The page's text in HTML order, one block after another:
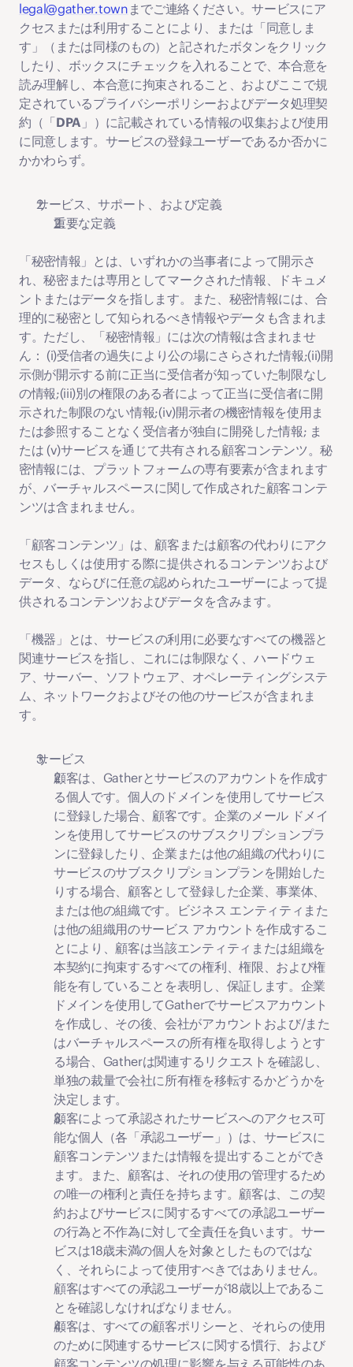
legal@gather.town までご連絡ください。サービスにア
クセスまたは利用することにより、または「同意しま
す」（または同様のもの）と記されたボタンをクリック
したり、ボックスにチェックを入れることで、本合意を
読み理解し、本合意に拘束されること、およびここで規
定されているプライバシーポリシーおよびデータ処理契
約（「DPA 」）に記載されている情報の収集および使用
に同意します。サービスの登録ユーザーであるか否かに
かかわらず。
サービス、サポート、および定義
重要な定義
「秘密情報 」とは、いずれかの当事者によって開示さ
れ、秘密または専用としてマークされた情報、ドキュメ
ントまたはデータを指します。また、秘密情報には、合
理的に秘密として知られるべき情報やデータも含まれま
す。ただし、「秘密情報」には次の情報は含まれませ
ん： (i)受信者の過失により公の場にさらされた情報;(ii)開
示側が開示する前に正当に受信者が知っていた制限なし
の情報;(iii)別の権限のある者によって正当に受信者に開
示された制限のない情報;(iv)開示者の機密情報を使用ま
たは参照することなく受信者が独自に開発した情報; ま
たは (v)サービスを通じて共有される顧客コンテンツ。秘
密情報には、プラットフォームの専有要素が含まれます
が、バーチャルスペースに関して作成された顧客コンテ
ンツは含まれません。
「顧客コンテンツ 」は、顧客または顧客の代わりにアク
セスもしくは使用する際に提供されるコンテンツおよび
データ、ならびに任意の認められたユーザーによって提
供されるコンテンツおよびデータを含みます。
「機器 」とは、サービスの利用に必要なすべての機器と
関連サービスを指し、これには制限なく、ハードウェ
ア、サーバー、ソフトウェア、オペレーティングシステ
ム、ネットワークおよびその他のサービスが含まれま
す。
サービス
顧客は、Gatherとサービスのアカウントを作成す
る個人です。個人のドメインを使用してサービス
に登録した場合、顧客です。企業のメール ドメイ
ンを使用してサービスのサブスクリプションプラ
ンに登録したり、企業または他の組織の代わりに
サービスのサブスクリプションプランを開始した
りする場合、顧客として登録した企業、事業体、
または他の組織です。ビジネス エンティティまた
は他の組織用のサービス アカウントを作成するこ
とにより、顧客は当該エンティティまたは組織を
本契約に拘束するすべての権利、権限、および権
能を有していることを表明し、保証します。企業
ドメインを使用してGatherでサービスアカウント
を作成し、その後、会社がアカウントおよび/また
はバーチャルスペースの所有権を取得しようとす
る場合、Gatherは関連するリクエストを確認し、
単独の裁量で会社に所有権を移転するかどうかを
決定します。
顧客によって承認されたサービスへのアクセス可
能な個人（各「承認ユーザー 」）は、サービスに
顧客コンテンツまたは情報を提出することができ
ます。また、顧客は、それの使用の管理するため
の唯一の権利と責任を持ちます。顧客は、この契
約およびサービスに関するすべての承認ユーザー
の行為と不作為に対して全責任を負います。サー
ビスは18歳未満の個人を対象としたものではな
く、それらによって使用すべきではありません。
顧客はすべての承認ユーザーが18歳以上であるこ
とを確認しなければなりません。
顧客は、すべての顧客ポリシーと、それらの使用
のために関連するサービスに関する慣行、および
顧客コンテンツの処理に影響を与える可能性のあ